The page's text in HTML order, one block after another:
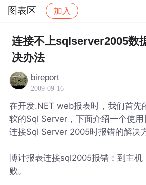
图表区 加入
社区 图表区
连接不上sqlserver2005数
决办法
bireport
2009-09-16
在开发.NET web报表时，我们首先
软的Sql Server，下面介绍一个使
连接Sql Server 2005时报错的解决
博计报表连接sql2005报错：到主机
败。